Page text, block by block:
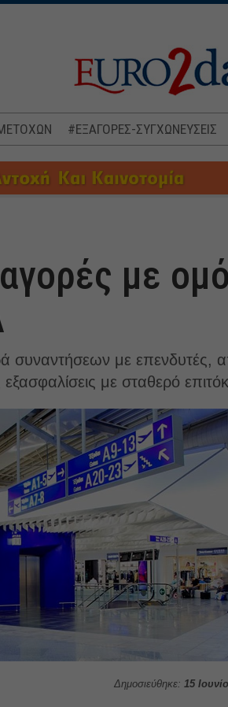
#ΕΞΑΓΟΡΕΣ-ΣΥΓΧΩΝΕΥΣΕΙΣ
αγορές με
συναντήσεων με επενδυτές,
με σταθερό
Δημοσιεύθηκε: 15